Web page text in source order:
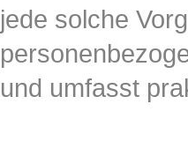
jede solche
und umfasst